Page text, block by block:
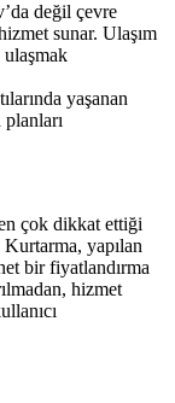
değil çevre
sunar. Ulaşım
ulaşmak
yaşanan
planları
çok dikkat ettiği
yapılan
bir fiyatlandırma
hizmet